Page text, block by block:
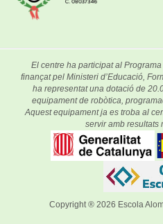
El centre ha participat al
finançat pel Ministeri d’Educació,
ha representat una dotació de
equipament de robòtica,
Aquest equipament ja es troba al
servir amb resultats
Copyright ® 2026 Escola